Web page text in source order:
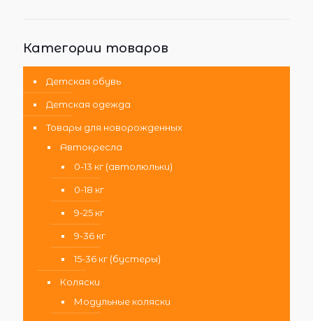
Категории товаров
Детская обувь
Детская одежда
Товары для новорожденных
Автокресла
0-13 кг (автолюльки)
0-18 кг
9-25 кг
9-36 кг
15-36 кг (бустеры)
Коляски
Модульные коляски